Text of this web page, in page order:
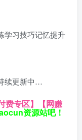
学习技巧记忆提升
续更新中…
费专区】 【网赚
资源站吧！